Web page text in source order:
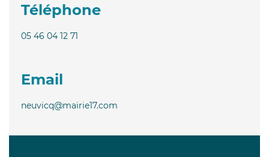
Téléphone
05 46 04 12 71
Email
neuvicq@mairie17.com